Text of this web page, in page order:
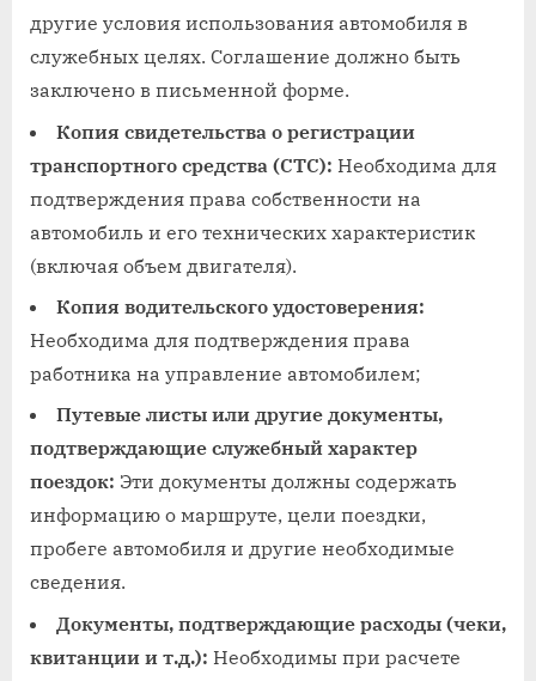
другие условия использования автомобиля в
служебных целях. Соглашение должно быть
заключено в письменной форме.
Копия свидетельства о регистрации
транспортного средства (СТС): Необходима для
подтверждения права собственности на
автомобиль и его технических характеристик
(включая объем двигателя).
Копия водительского удостоверения:
Необходима для подтверждения права
работника на управление автомобилем;
Путевые листы или другие документы,
подтверждающие служебный характер
поездок: Эти документы должны содержать
информацию о маршруте, цели поездки,
пробеге автомобиля и другие необходимые
сведения.
Документы, подтверждающие расходы (чеки,
квитанции и т.д.): Необходимы при расчете